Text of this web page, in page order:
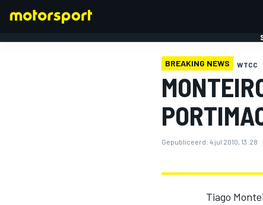
BREAKING NEWS WTCC
Gepubliceerd: 4 jul 2010, 13:28
Tiago